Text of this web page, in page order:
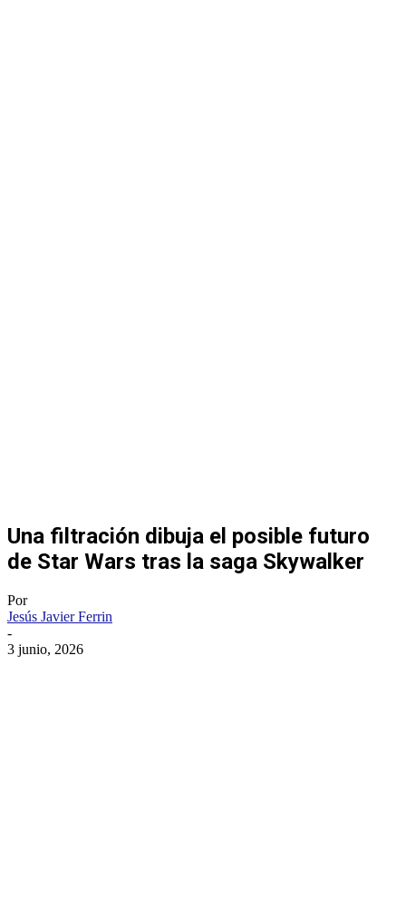
Una filtración dibuja el posible futuro
de Star Wars tras la saga Skywalker
Por
Jesús Javier Ferrin
-
3 junio, 2026